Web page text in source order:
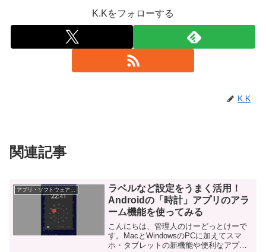
K.Kをフォローする
K.K
関連記事
ラベルなど設定をうまく活用！
Androidの「時計」アプリのアラ
ーム機能を使ってみる
こんにちは、管理人のけーどっとけーで
す。MacとWindowsのPCに加えてスマ
ホ・タブレットの新機能や便利なアプリ